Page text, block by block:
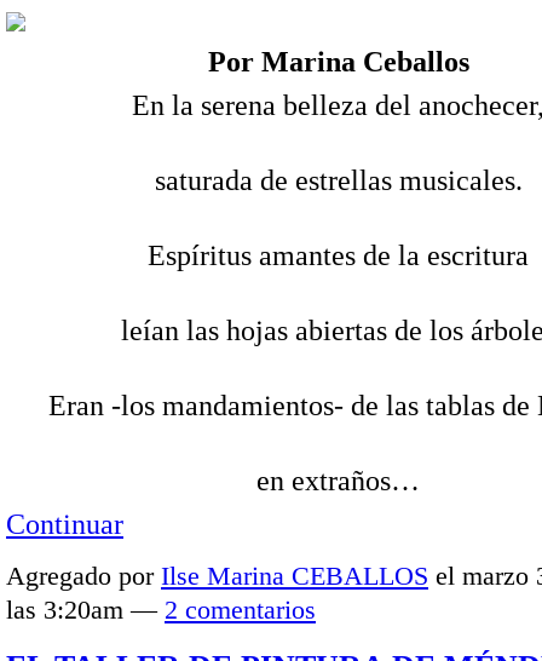
Por Marina Ceballos
En la serena belleza del
saturada de estrellas musicales.
Espíritus amantes de la escritura
leían las hojas abiertas de los
Eran -los mandamientos- de las tablas de
en extraños…
Continuar
Agregado por Ilse Marina CEBALLOS el marzo
las 3:20am — 2 comentarios